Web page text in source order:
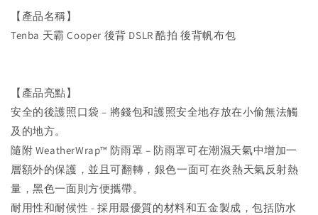
【產品名稱】
Tenba 天霸 Cooper 後背 DSLR 酷拍 後背帆布包
【產品亮點】
安全的後護照口袋 – 將錢包和護照安全地存放在小偷無法觸
及的地方。
隨附 WeatherWrap™ 防雨罩 – 防雨罩可在潮濕天氣中增加一
層額外的保護，並且可翻轉，銀色一面可在炎熱天氣反射熱
量，黑色一面則方便攜帶。
耐用性和耐候性 - 採用最優質的材料和五金製成，包括防水